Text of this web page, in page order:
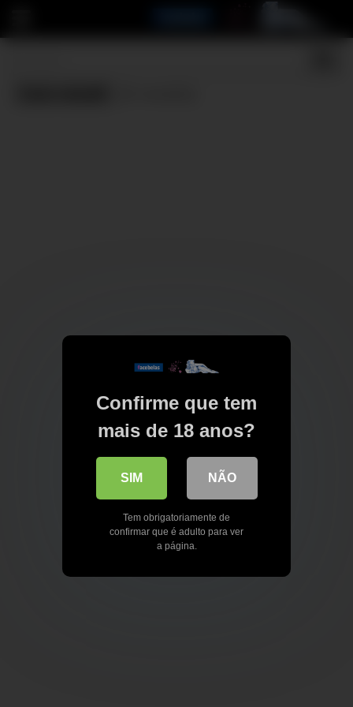
Confirme que tem
mais de 18 anos?
SIM NÃO
Tem obrigatoriamente de
confirmar que é adulto para ver
a página.